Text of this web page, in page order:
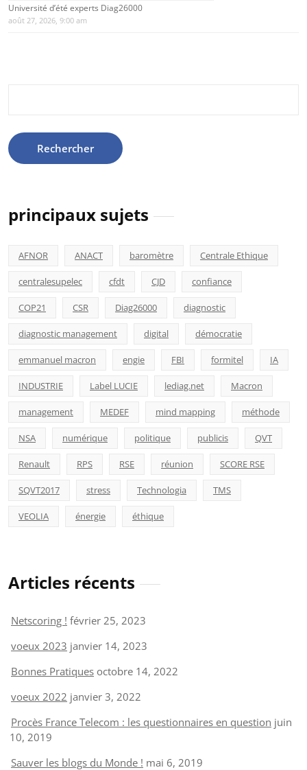
Université d’été experts Diag26000
août 27, 2026, 9:00 am
principaux sujets
AFNOR ANACT baromètre Centrale Ethique
centralesupelec cfdt CJD confiance
COP21 CSR Diag26000 diagnostic
diagnostic management digital démocratie
emmanuel macron engie FBI formitel IA
INDUSTRIE Label LUCIE lediag.net Macron
management MEDEF mind mapping méthode
NSA numérique politique publicis QVT
Renault RPS RSE réunion SCORE RSE
SQVT2017 stress Technologia TMS
VEOLIA énergie éthique
Articles récents
Netscoring ! février 25, 2023
voeux 2023 janvier 14, 2023
Bonnes Pratiques octobre 14, 2022
voeux 2022 janvier 3, 2022
Procès France Telecom : les questionnaires en question juin
10, 2019
Sauver les blogs du Monde ! mai 6, 2019